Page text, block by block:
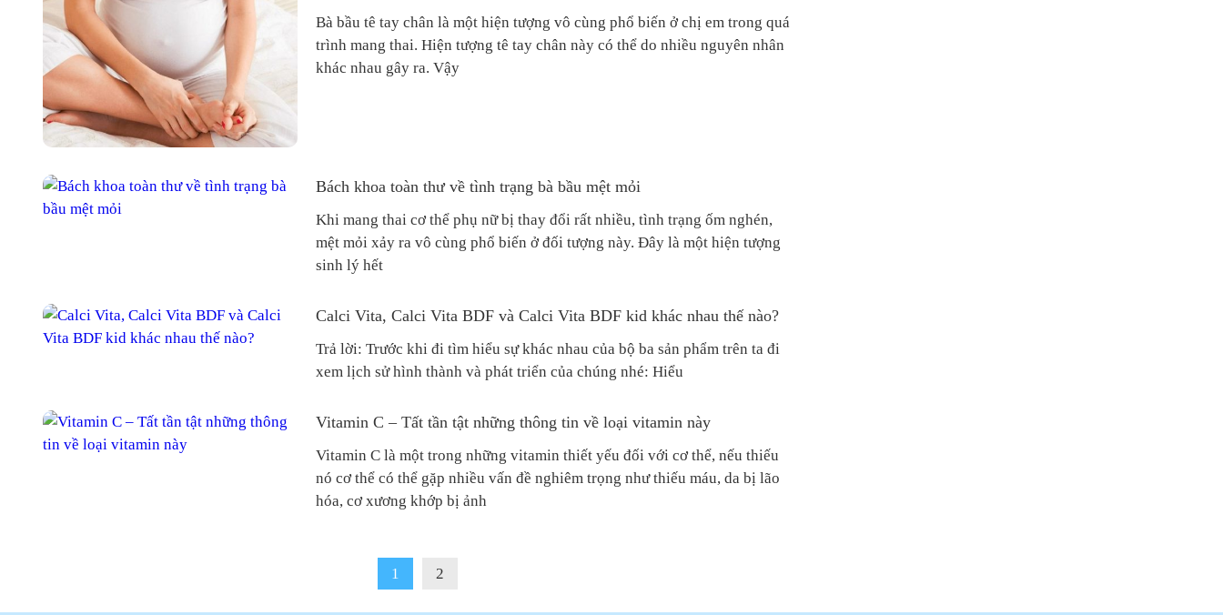
Bà bầu tê tay chân là một hiện tượng vô cùng phổ biến ở chị em trong quá
trình mang thai. Hiện tượng tê tay chân này có thể do nhiều nguyên nhân
khác nhau gây ra. Vậy
Bách khoa toàn thư về tình trạng bà bầu mệt mỏi
Khi mang thai cơ thể phụ nữ bị thay đổi rất nhiều, tình trạng ốm nghén,
mệt mỏi xảy ra vô cùng phổ biến ở đối tượng này. Đây là một hiện tượng
sinh lý hết
Calci Vita, Calci Vita BDF và Calci Vita BDF kid khác nhau thế nào?
Trả lời: Trước khi đi tìm hiểu sự khác nhau của bộ ba sản phẩm trên ta đi
xem lịch sử hình thành và phát triển của chúng nhé: Hiểu
Vitamin C – Tất tần tật những thông tin về loại vitamin này
Vitamin C là một trong những vitamin thiết yếu đối với cơ thể, nếu thiếu
nó cơ thể có thể gặp nhiều vấn đề nghiêm trọng như thiếu máu, da bị lão
hóa, cơ xương khớp bị ảnh
1 2